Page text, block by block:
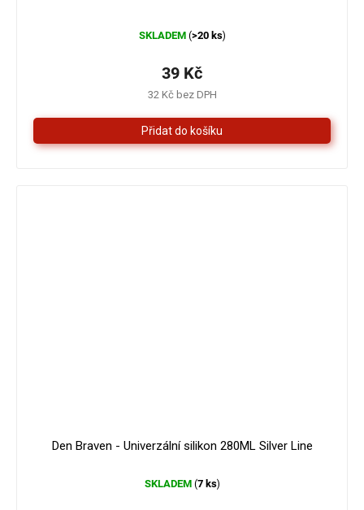
hodnocení
je
z
5
hvězdiček.
SKLADEM (>20 ks)
32 Kč bez DPH
39 Kč
Den Braven - Univerzální silikon 280ML Silver Line
SKLADEM (7 ks)